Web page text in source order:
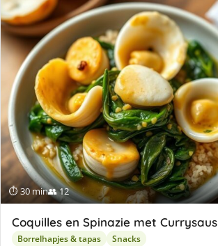
⏱ 30 min👥 12
Coquilles en Spinazie met Currysaus
Borrelhapjes & tapas Snacks